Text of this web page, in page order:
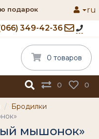
подарок
349-42-36
ru
0 0
0 товаров
Бродилки
мышонок»